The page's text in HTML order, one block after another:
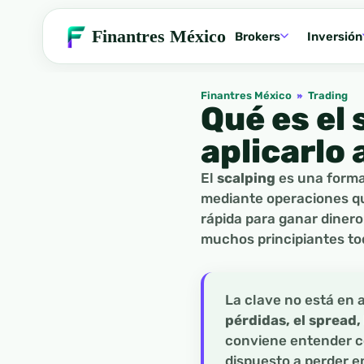
Finantres México Brokers Inversión
Finantres México » Trading
Qué es
aplicarlo
El scalping es una
mediante operaciones
rápida para ganar
muchos principiantes
La clave no está en
pérdidas, el
conviene entender